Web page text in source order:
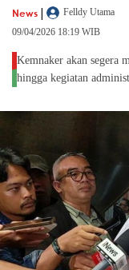
News |
Felldy Utama
09/04/2026 18:19 WIB
Kemnaker akan segera
hingga kegiatan